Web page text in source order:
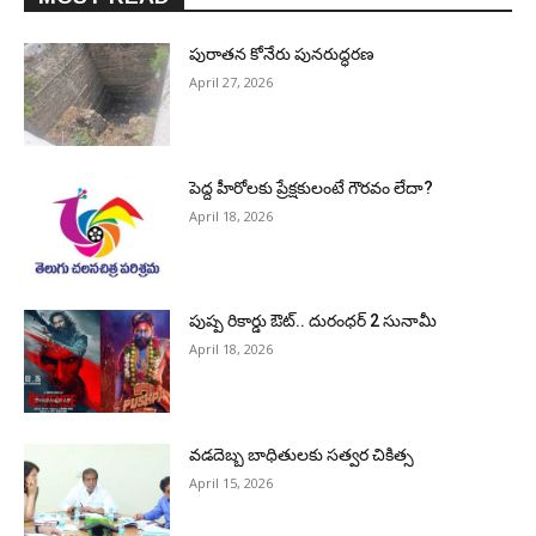
పురాత‌న కోనేరు పున‌రుద్ధ‌ర‌ణ
April 27, 2026
పెద్ద హీరోల‌కు ప్రేక్ష‌కులంటే గౌర‌వం లేదా?
April 18, 2026
పుష్ప రికార్డు ఔట్‌.. దురంధ‌ర్ 2 సునామీ
April 18, 2026
వడదెబ్బ బాధితులకు సత్వర చికిత్స
April 15, 2026